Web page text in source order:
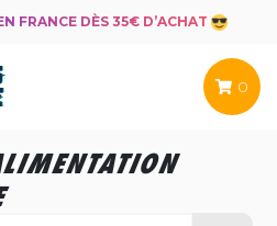
FRANCE DÈS 35€ D’ACHAT
0